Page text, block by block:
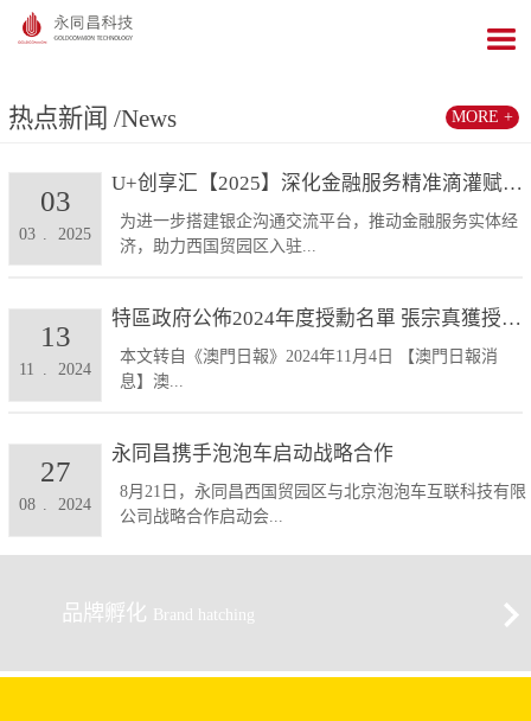
热点新闻 /News
U+创享汇【2025】深化金融服务精准滴灌赋能发展...
为进一步搭建银企沟通交流平台，推动金融服务实体经
济，助力西国贸园区入驻...
03 2025
03
特區政府公佈2024年度授勳名單 張宗真獲授予專業...
本文转自《澳門日報》2024年11月4日 【澳門日報消
息】澳...
11 2024
13
永同昌携手泡泡车启动战略合作
8月21日，永同昌西国贸园区与北京泡泡车互联科技有限
公司战略合作启动会...
08 . 2024
27
MORE +
品牌孵化 Brand hatching